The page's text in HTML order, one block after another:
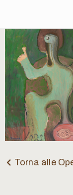
critici
Contatti
Torna alle